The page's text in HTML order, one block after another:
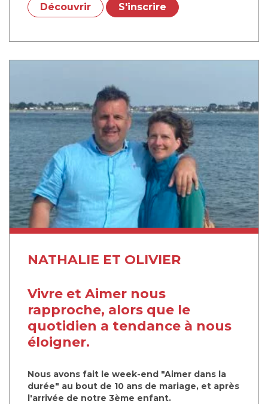
Découvrir S'inscrire
NATHALIE ET OLIVIER
Vivre et Aimer nous
rapproche, alors que le
quotidien a tendance à nous
éloigner.
Nous avons fait le week-end "Aimer dans la
durée" au bout de 10 ans de mariage, et après
l'arrivée de notre 3ème enfant.